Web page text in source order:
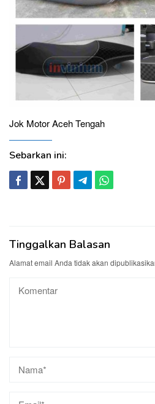
Jok Motor Aceh Tengah
Sebarkan ini:
Tinggalkan Balasan
Alamat email Anda tidak akan